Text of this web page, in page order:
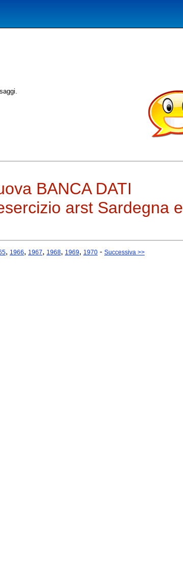
BANCA DATI
arst Sardegna e
, 1966, 1967, 1968, 1969, 1970 - Successiva >>